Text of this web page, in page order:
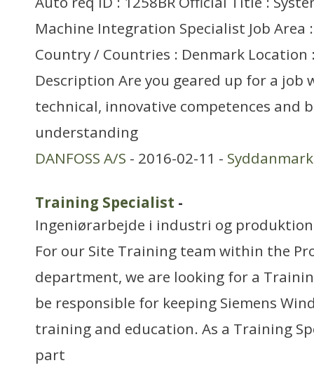
Machine Integration Specialist Job
Country / Countries : Denmark Location
Description Are you geared up for a job
technical, innovative competences and
understanding
DANFOSS A/S - 2016-02-11 - Syddanmark
Training Specialist -
Ingeniørarbejde i industri og produktion
For our Site Training team within the
department, we are looking for a
be responsible for keeping Siemens
training and education. As a Training
part